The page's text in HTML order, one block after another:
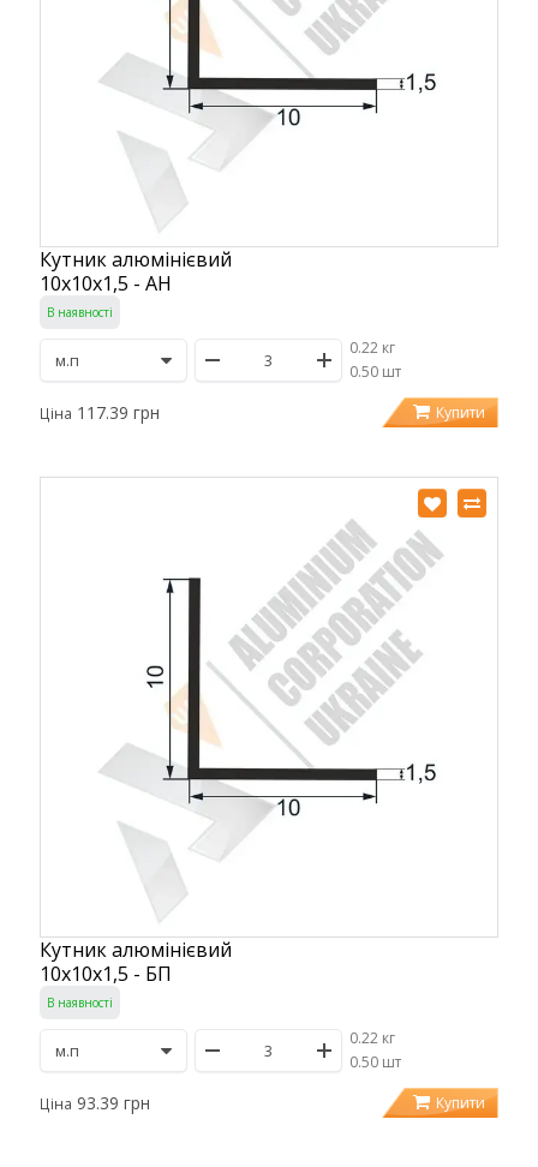
Кутник алюмінієвий
10х10х1,5 - АН
В наявності
0.22 кг
/0.50 шт
Ціна 117.39 грн Купити
Кутник алюмінієвий
10х10х1,5 - БП
В наявності
0.22 кг
/0.50 шт
Ціна 93.39 грн Купити